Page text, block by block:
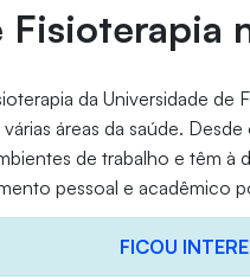
Fisioterapia
da Universidade
áreas da saúde.
de trabalho e têm à
pessoal e acadêmico
FICOU